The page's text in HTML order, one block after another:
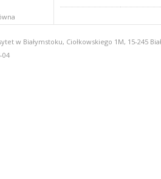
w Białymstoku, Ciołkowskiego 1M, 15-245
04